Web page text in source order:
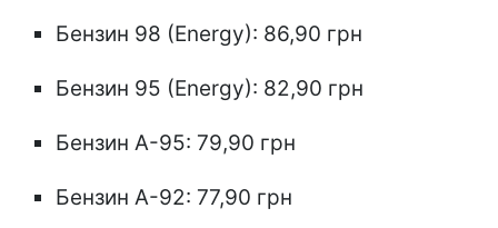
Бензин 98 (Energy): 86,90 грн
Бензин 95 (Energy): 82,90 грн
Бензин А-95: 79,90 грн
Бензин А-92: 77,90 грн